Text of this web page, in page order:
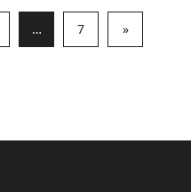
… 7 »